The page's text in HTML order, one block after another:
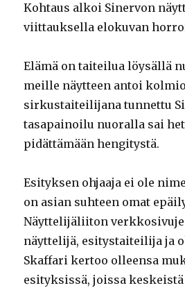
Kohtaus alkoi Sinervon
viittauksella elokuvan
Elämä on taiteilua löysällä
meille näytteen antoi
sirkustaiteilijana tunnettu
tasapainoilu nuoralla sai
pidättämään hengitystä.
Esityksen ohjaaja ei ole
on asian suhteen omat
Näyttelijäliiton
näyttelijä, esitystaiteilija ja
Skaffari kertoo olleensa
esityksissä, joissa